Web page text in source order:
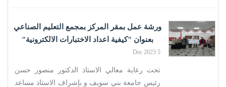
ورشة عمل بمقر المركز بمجمع التعليم الصناعي
بعنوان "كيفية اعداد الاختبارات الالكترونية"
5 Dec 2023
تحت رعاية معالي الاستاذ الدكتور منصور حسن
رئيس جامعة بني سويف و بإشراف الاستاذ مساعد